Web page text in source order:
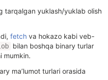
tarqalgan yuklash/yuklab olish
, fetch va hokazo kabi veb-
bilan boshqa binary turlar
mumkin.
ma’lumot turlari orasida